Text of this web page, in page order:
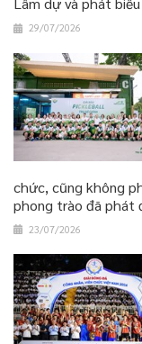
29/07/2026
chức, cũng không
phong trào đã phát
23/07/2026